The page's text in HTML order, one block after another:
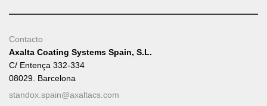
Contacto
Axalta Coating Systems Spain, S.L.
C/ Entença 332-334
08029. Barcelona
standox.spain@axaltacs.com